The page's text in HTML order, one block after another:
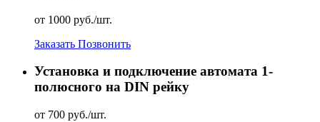
от 1000 руб./шт.
Заказать Позвонить
Установка и подключение автомата 1-
полюсного на DIN рейку
от 700 руб./шт.